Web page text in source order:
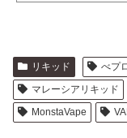
リキッド べプ
マレーシアリキッド
MonstaVape